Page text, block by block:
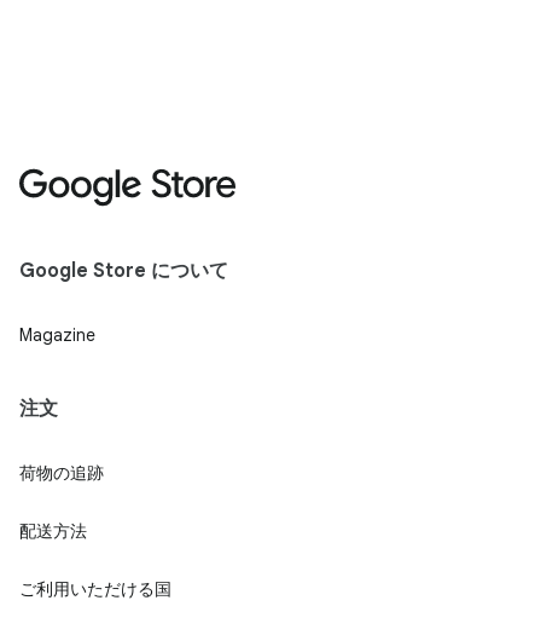
Google Store について
Magazine
注文
荷物の追跡
配送方法
ご利用いただける国